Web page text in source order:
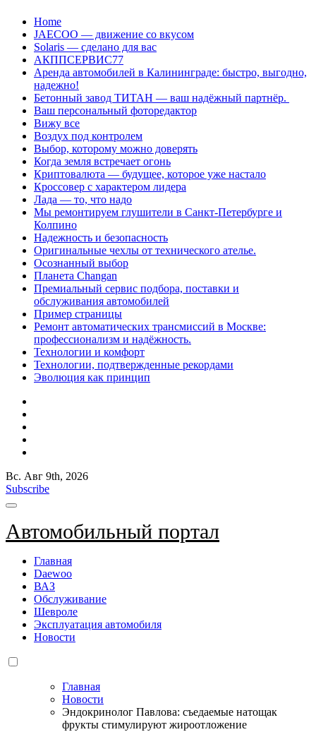
Перейти
содержанию
Home
JAECOO — движение со вкусом
Solaris — сделано для вас
АКППСЕРВИС77
Аренда автомобилей в Калининграде: быстро, выгодно,
надежно!
Бетонный завод ТИТАН — ваш надёжный партнёр.
Ваш персональный фоторедактор
Вижу все
Воздух под контролем
Выбор, которому можно доверять
Когда земля встречает огонь
Криптовалюта — будущее, которое уже настало
Кроссовер с характером лидера
Лада — то, что надо
Мы ремонтируем глушители в Санкт-Петербурге и
Колпино
Надежность и безопасность
Оригинальные чехлы от технического ателье.
Осознанный выбор
Планета Changan
Премиальный сервис подбора, поставки и
обслуживания автомобилей
Пример страницы
Ремонт автоматических трансмиссий в Москве:
профессионализм и надёжность.
Технологии и комфорт
Технологии, подтвержденные рекордами
Эволюция как принцип
Вс. Авг 9th, 2026
Subscribe
Автомобильный портал
Главная
Daewoo
ВАЗ
Обслуживание
Шевроле
Эксплуатация автомобиля
Новости
Главная
Новости
Эндокринолог Павлова: съедаемые натощак
фрукты стимулируют жироотложение